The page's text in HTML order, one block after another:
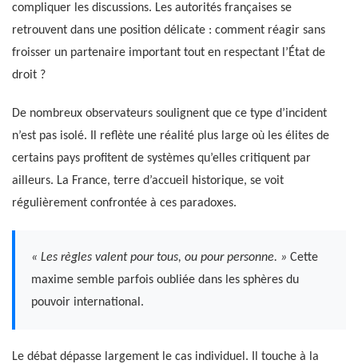
compliquer les discussions. Les autorités françaises se
retrouvent dans une position délicate : comment réagir sans
froisser un partenaire important tout en respectant l’État de
droit ?
De nombreux observateurs soulignent que ce type d’incident
n’est pas isolé. Il reflète une réalité plus large où les élites de
certains pays profitent de systèmes qu’elles critiquent par
ailleurs. La France, terre d’accueil historique, se voit
régulièrement confrontée à ces paradoxes.
« Les règles valent pour tous, ou pour personne. » Cette
maxime semble parfois oubliée dans les sphères du
pouvoir international.
Le débat dépasse largement le cas individuel. Il touche à la